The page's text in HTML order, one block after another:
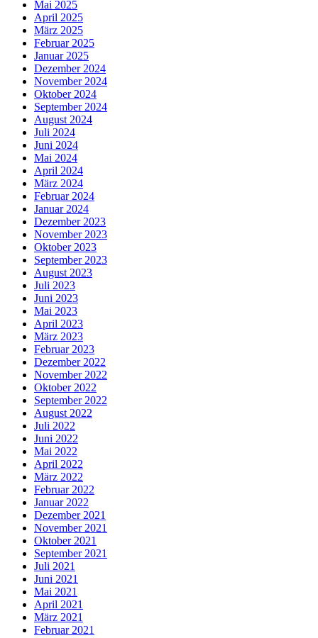
Mai 2025
April 2025
März 2025
Februar 2025
Januar 2025
Dezember 2024
November 2024
Oktober 2024
September 2024
August 2024
Juli 2024
Juni 2024
Mai 2024
April 2024
März 2024
Februar 2024
Januar 2024
Dezember 2023
November 2023
Oktober 2023
September 2023
August 2023
Juli 2023
Juni 2023
Mai 2023
April 2023
März 2023
Februar 2023
Dezember 2022
November 2022
Oktober 2022
September 2022
August 2022
Juli 2022
Juni 2022
Mai 2022
April 2022
März 2022
Februar 2022
Januar 2022
Dezember 2021
November 2021
Oktober 2021
September 2021
Juli 2021
Juni 2021
Mai 2021
April 2021
März 2021
Februar 2021